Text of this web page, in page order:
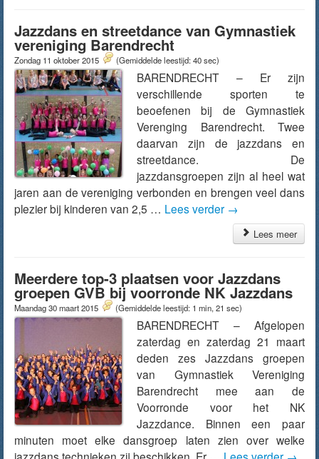
Jazzdans en streetdance van Gymnastiek
vereniging Barendrecht
Zondag 11 oktober 2015 (Gemiddelde leestijd: 40 sec)
BARENDRECHT – Er zijn
verschillende sporten te
beoefenen bij de Gymnastiek
Verenging Barendrecht. Twee
daarvan zijn de jazzdans en
streetdance. De
jazzdansgroepen zijn al heel wat
jaren aan de vereniging verbonden en brengen veel dans
plezier bij kinderen van 2,5 … Lees verder →
Lees meer
Meerdere top-3 plaatsen voor Jazzdans
groepen GVB bij voorronde NK Jazzdans
Maandag 30 maart 2015 (Gemiddelde leestijd: 1 min, 21 sec)
BARENDRECHT – Afgelopen
zaterdag en zaterdag 21 maart
deden zes Jazzdans groepen
van Gymnastiek Vereniging
Barendrecht mee aan de
Voorronde voor het NK
Jazzdance. Binnen een paar
minuten moet elke dansgroep laten zien over welke